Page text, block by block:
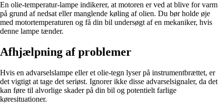
En olie-temperatur-lampe indikerer, at motoren er ved at blive for varm
på grund af nedsat eller manglende køling af olien. Du bør holde øje
med motortemperaturen og få din bil undersøgt af en mekaniker, hvis
denne lampe tænder.
Afhjælpning af problemer
Hvis en advarselslampe eller et olie-tegn lyser på instrumentbrættet, er
det vigtigt at tage det seriøst. Ignorer ikke disse advarselsignaler, da det
kan føre til alvorlige skader på din bil og potentielt farlige
køresituationer.